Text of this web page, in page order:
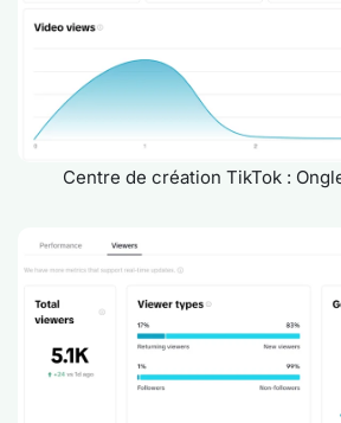
Centre de création TikTok :